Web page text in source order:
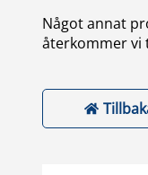
Något annat
återkommer vi